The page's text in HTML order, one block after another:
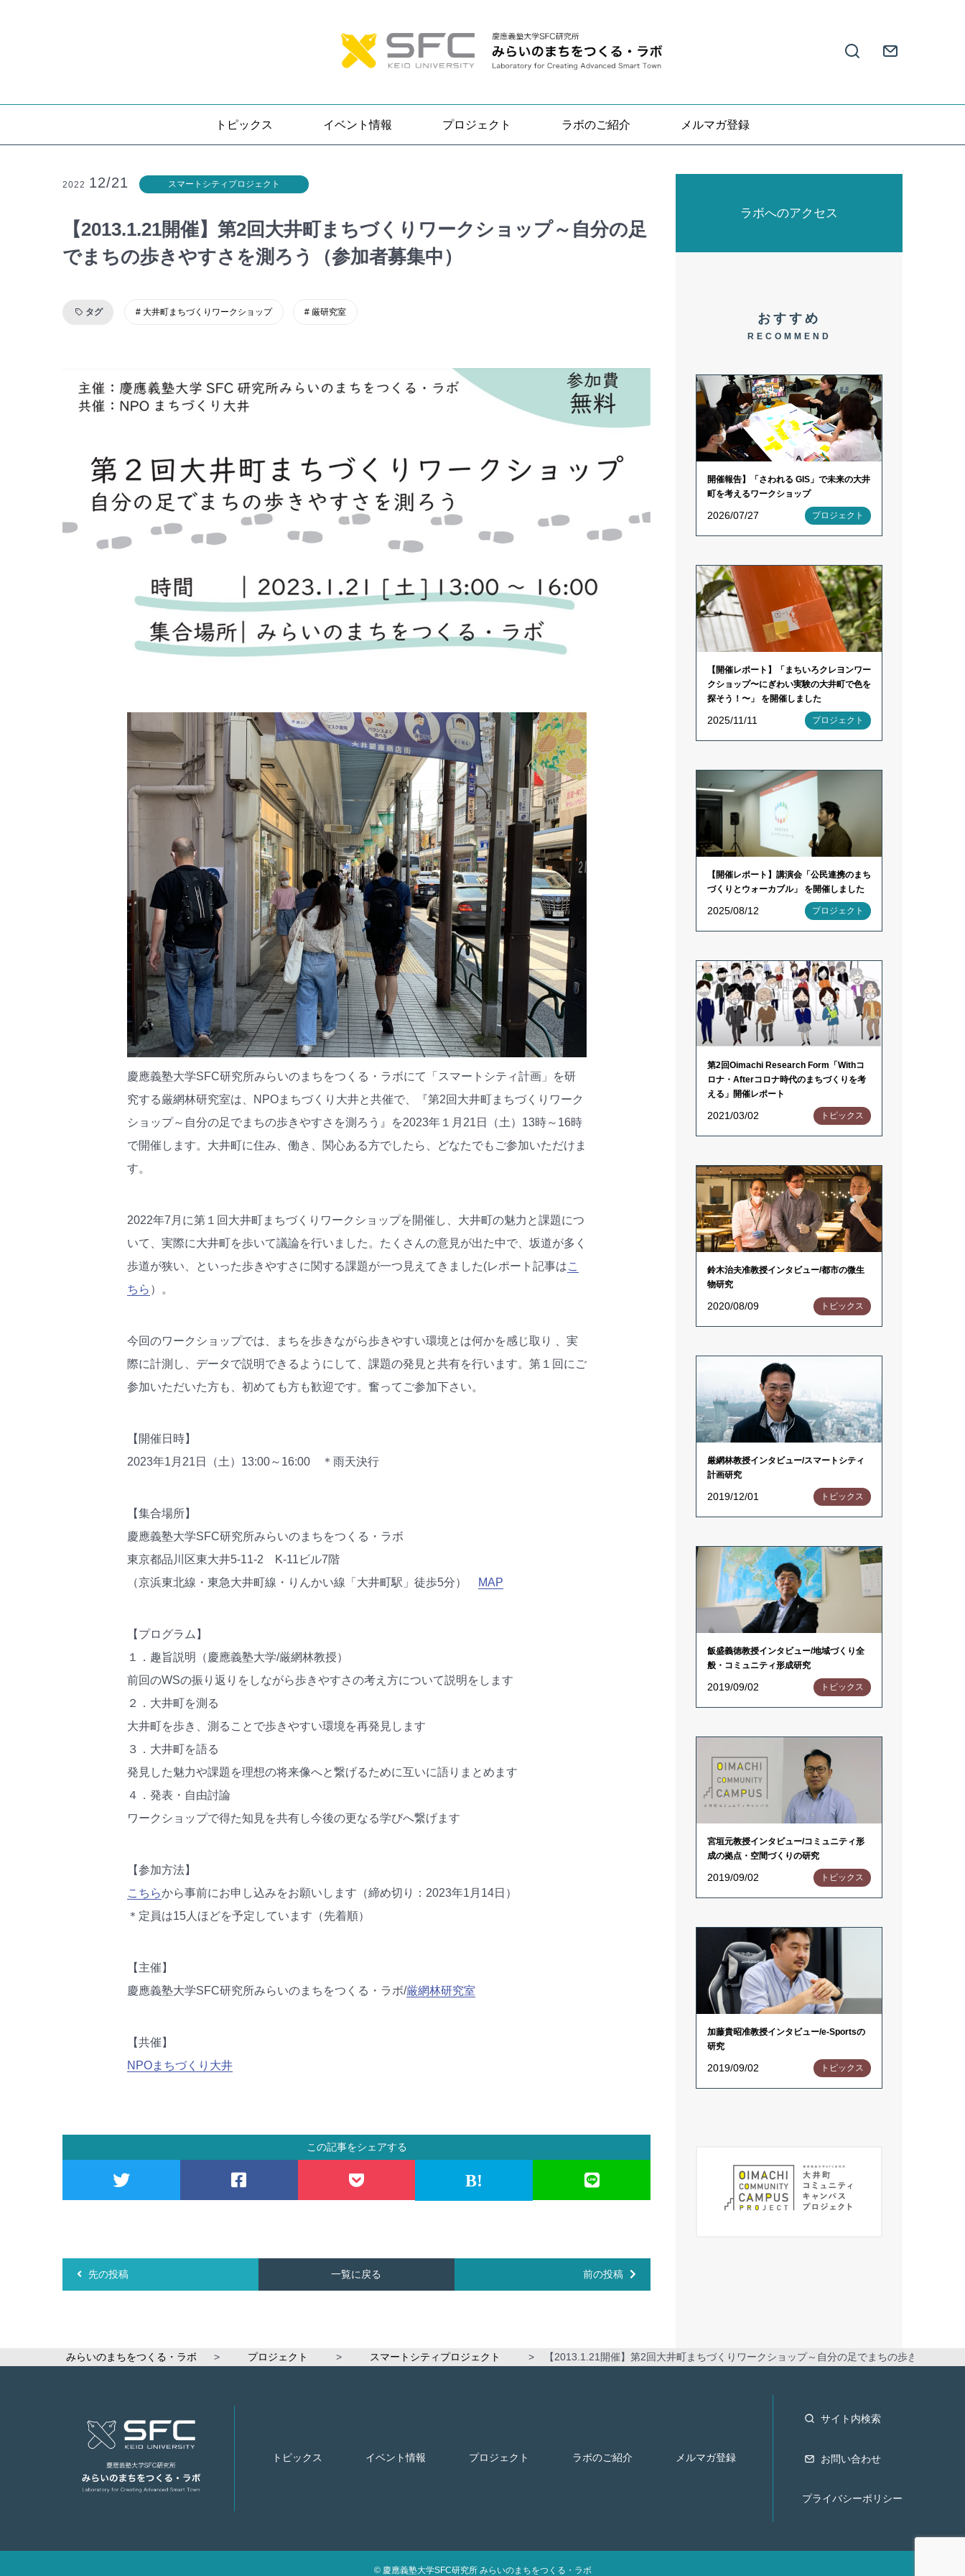
トピックス イベント情報 プロジェクト ラボのご紹介 メルマガ登録
2022 12/21 スマートシティプロジェクト
【2013.1.21開催】第2回大井町まちづくりワークショップ～自分の足
でまちの歩きやすさを測ろう（参加者募集中）
タグ 大井町まちづくりワークショップ 厳研究室
慶應義塾大学SFC研究所みらいのまちをつくる・ラボにて「スマートシティ計画」を研
究する厳網林研究室は、NPOまちづくり大井と共催で、『第2回大井町まちづくりワーク
ショップ～自分の足でまちの歩きやすさを測ろう』を2023年１月21日（土）13時～16時
で開催します。大井町に住み、働き、関心ある方でしたら、どなたでもご参加いただけま
す。
2022年7月に第１回大井町まちづくりワークショップを開催し 、大井町の魅力と課題につ
いて、 実際に大井町を歩いて議論を行いました。 たくさんの意見が出た中で、坂道が多く
歩道が狭い、
といった歩きやすさに関する課題が一つ見えてきました(レポート記事はこ
ちら ）。
今回のワークショップでは、
まちを歩きながら歩きやすい環境とは何かを感じ取り 、実
際に計測し、データで説明できるようにして、 課題の発見と共有を行います。第１回にご
参加いただいた方も、初めても方も歓迎です。奮ってご参加下さい。
【開催日時】
2023年1月21日（土）13:00～16:00 ＊雨天決行
【集合場所】
慶應義塾大学SFC研究所みらいのまちをつくる・ラボ
東京都品川区東大井5-11-2 K-11ビル7階
（京浜東北線・東急大井町線・りんかい線「大井町駅」徒歩5分）
MAP
【プログラム】
１．趣旨説明（慶應義塾大学/厳網林教授）
前回のWSの振り返りをしながら歩きやすさの考え方について説明をします
２．大井町を測る
大井町を歩き、測ることで歩きやすい環境を再発見します
３．大井町を語る
発見した魅力や課題を理想の将来像へと繋げるために互いに語りまとめます
４．発表・自由討論
ワークショップで得た知見を共有し今後の更なる学びへ繋げます
【参加方法】
こちらから事前にお申し込みをお願いします（締め切り：2023年1月14日）
＊定員は15人ほどを予定しています（先着順）
【主催】
慶應義塾大学SFC研究所みらいのまちをつくる・ラボ/厳網林研究室
【共催】
NPOまちづくり大井
この記事をシェアする
先の投稿 一覧に戻る 前の投稿
ラボへのアクセス
おすすめ
RECOMMEND
開催報告】「さわれる GIS」で未来の大井
町を考えるワークショップ
2026/07/27 プロジェクト
【開催レポート】「まちいろクレヨンワー
クショップ〜にぎわい実験の大井町で色を
探そう！〜」 を開催しました
2025/11/11 プロジェクト
【開催レポート】講演会「公民連携のまち
づくりとウォーカブル」 を開催しました
2025/08/12 プロジェクト
第2回Oimachi Research Form「Withコ
ロナ・Afterコロナ時代のまちづくりを考
える」開催レポート
2021/03/02 トピックス
鈴木治夫准教授インタビュー/都市の微生
物研究
2020/08/09 トピックス
厳網林教授インタビュー/スマートシティ
計画研究
2019/12/01 トピックス
飯盛義徳教授インタビュー/地域づくり全
般・コミュニティ形成研究
2019/09/02 トピックス
宮垣元教授インタビュー/コミュニティ形
成の拠点・空間づくりの研究
2019/09/02 トピックス
加藤貴昭准教授インタビュー/e-Sportsの
研究
2019/09/02 トピックス
みらいのまちをつくる・ラボ > プロジェクト > スマートシティプロジェクト > 【2013.1.21開催】第2回大井町まちづくりワークショップ～自分の足でまちの歩きやすさを
トピックス イベント情報 プロジェクト ラボのご紹介 メルマガ登録
サイト内検索
お問い合わせ
プライバシーポリシー
© 慶應義塾大学SFC研究所 みらいのまちをつくる・ラボ